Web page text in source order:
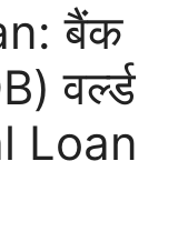
बैंक
वर्ल्ड
Loan